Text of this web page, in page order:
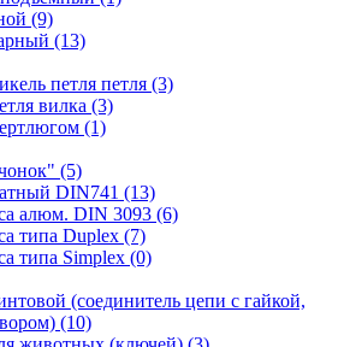
(9)
(13)
петля петля (3)
вилка (3)
(1)
(5)
DIN741 (13)
алюм. DIN 3093 (6)
типа Duplex (7)
типа Simplex (0)
(соединитель цепи с гайкой,
(10)